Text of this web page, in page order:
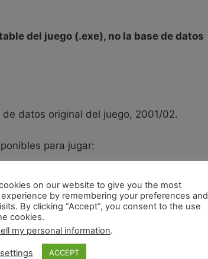
del juego (.exe), no la base de datos
datos original del juego, 2001/02.
para jugar:
del juego lanzado por Eidos, por lo tanto
on our website to give you the most
by remembering your preferences and
By clicking “Accept”, you consent to the use
cookies.
my personal information.
ACCEPT